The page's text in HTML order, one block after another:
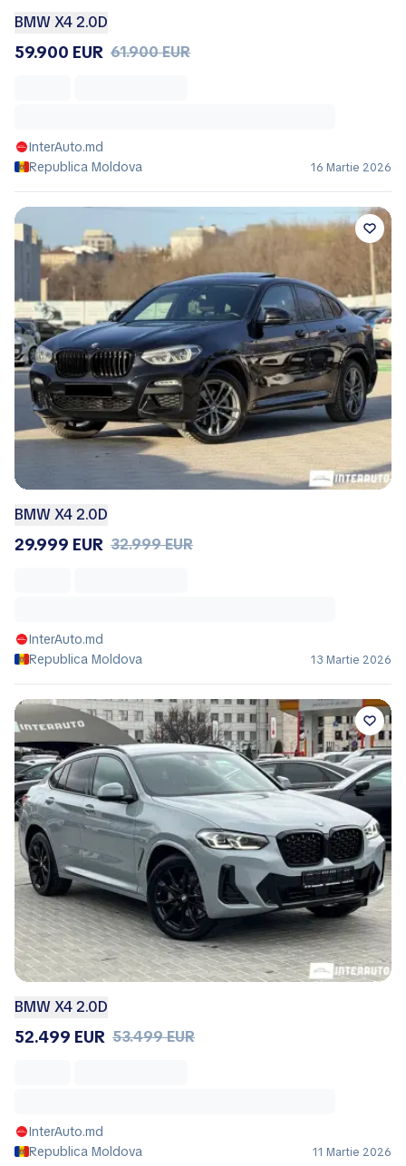
BMW X4 2.0D
59.900 EUR 61.900 EUR
InterAuto.md
Republica Moldova
16 Martie 2026
BMW X4 2.0D
29.999 EUR 32.999 EUR
InterAuto.md
Republica Moldova
13 Martie 2026
BMW X4 2.0D
52.499 EUR 53.499 EUR
InterAuto.md
Republica Moldova
11 Martie 2026